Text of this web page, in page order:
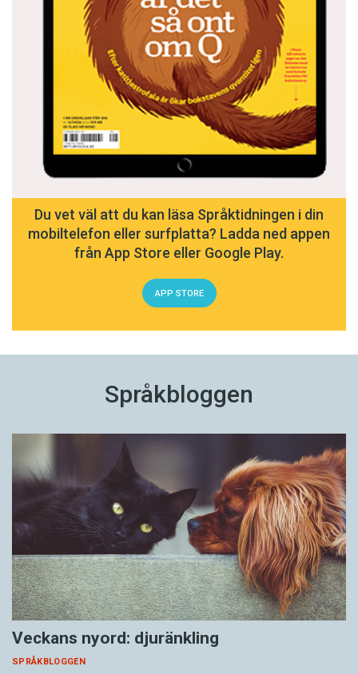
Du vet väl att du kan läsa Språktidningen i din
mobiltelefon eller surfplatta? Ladda ned appen
från App Store eller Google Play.
APP STORE
Språkbloggen
Veckans nyord: djuränkling
SPRÅKBLOGGEN